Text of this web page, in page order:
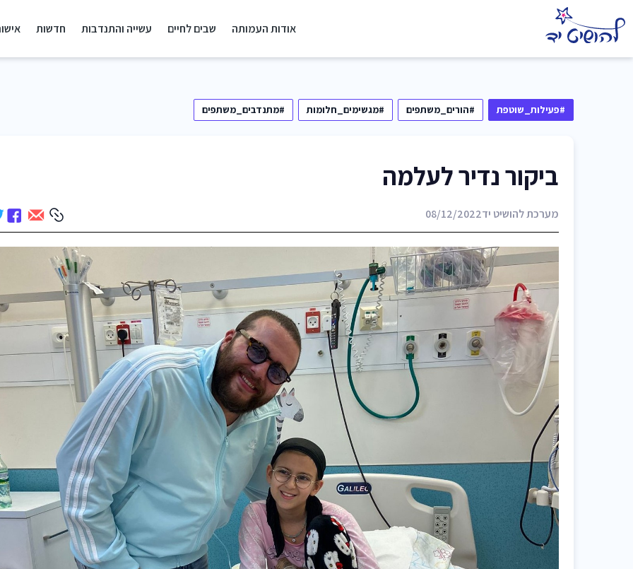
אודות העמותה שבים לחיים עשייה והתנדבות חדשות
#פעילות_שוטפת #הורים_משתפים #מגשימים_חלומות #מתנדבים_משתפים
ביקור נדיר לעלמה
מערכת להושיט יד08/12/2022